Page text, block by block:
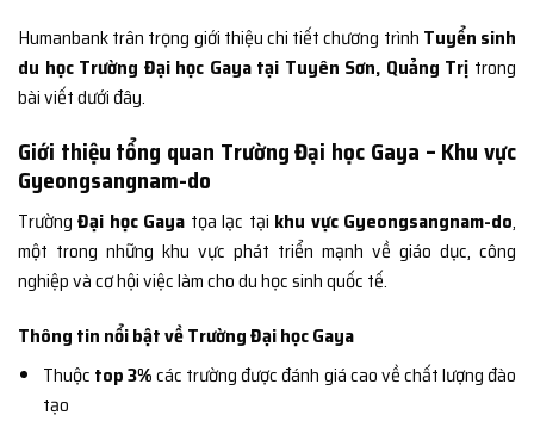
Humanbank trân trọng giới thiệu chi tiết chương trình Tuyển sinh
du học Trường Đại học Gaya tại Tuyên Sơn, Quảng Trị trong
bài viết dưới đây.
Giới thiệu tổng quan Trường Đại học Gaya – Khu vực
Gyeongsangnam-do
TrườngĐại học Gaya tọa lạc tại khu vực Gyeongsangnam-do,
một trong những khu vực phát triển mạnh về giáo dục, công
nghiệp và cơ hội việc làm cho du học sinh quốc tế.
Thông tin nổi bật về Trường Đại học Gaya
Thuộc top 3%các trường được đánh giá cao về chất lượng đào
tạo